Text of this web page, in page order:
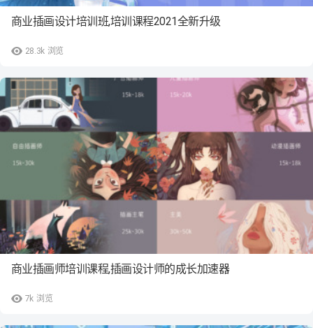
28.3k 浏览
商业插画设计培训班,培训课程2021全新升级
7k 浏览
商业插画师培训课程,插画设计师的成长加速器